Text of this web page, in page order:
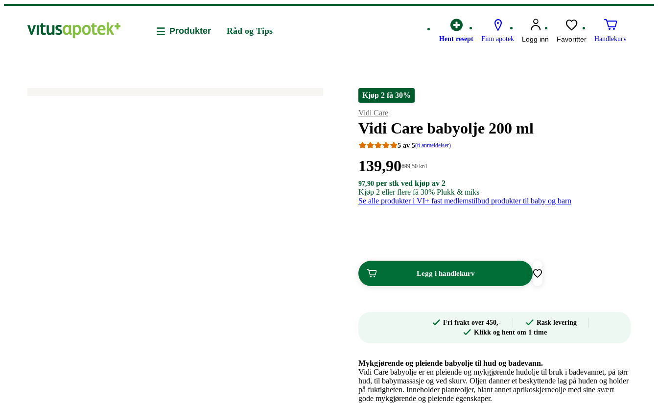
Hent resept Finn apotek Logg inn Favoritter Handlekurv
Produkter Råd og Tips
Kjøp 2 få 30%
Merke:
Vidi Care
Vidi Care babyolje 200 ml
5 av 5(6 anmeldelser)
Pris:
139,90
kroner.
139,90Stykkpris:
kroner.
699,50 kr/l
97,90
kroner
per
97,90
kroner.
97,90 per stk ved kjøp av 2
Kjøp 2 eller flere få 30% Plukk & miks
Se alle produkter i VI+ fast medlemstilbud produkter til baby og barn
Legg i handlekurv
Fri frakt over 450,-
Rask levering
Klikk og hent om 1 time
Mykgjørende og pleiende babyolje til hud og badevann.
Vidi Care babyolje er en pleiende og mykgjørende hudolje til bruk i badevannet, på tørr
hud, til babymassasje og ved skurv. Oljen danner et beskyttende lag på huden og holder
på fuktigheten. Inneholder planteoljer, blant annet aprikoskjerneolje med sine svært
gode mykgjørende og pleiende egenskaper.